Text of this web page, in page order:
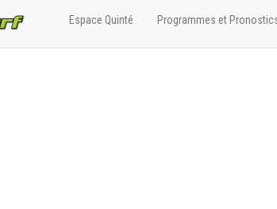
Espace Quinté Programmes et